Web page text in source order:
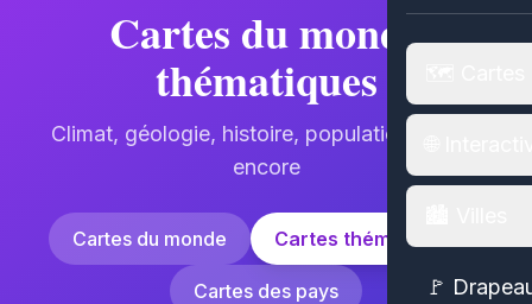
🚩
Cartes du monde
thématiques
Climat, géologie, histoire, population et plus
encore
Cartes du monde Cartes thématiques
Cartes des pays